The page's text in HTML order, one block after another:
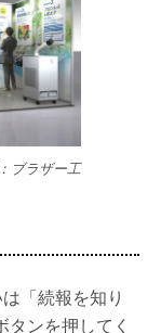
ブラザー工
「続報を知り
ンを押してく